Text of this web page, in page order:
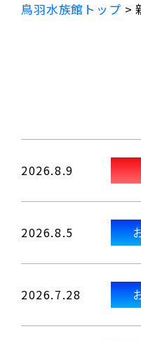
鳥羽水族館トップ >
2026.8.9
2026.8.5
2026.7.28